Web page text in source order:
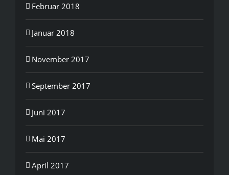
Februar 2018
Januar 2018
November 2017
September 2017
Juni 2017
Mai 2017
April 2017